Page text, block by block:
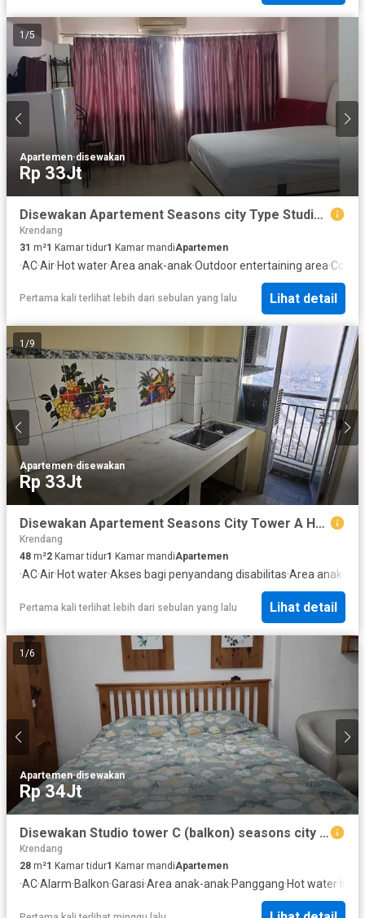
1 /5
Apartemen·disewakan
Rp 33Jt
Disewakan Apartement Seasons city Type Studio Lantai pertengahan Tower A
Krendang
31 m²1 Kamar tidur1 Kamar mandiApartemen
·AC·Air·Hot water·Area anak-anak·Outdoor entertaining area·Cctv
Pertama kali terlihat lebih dari sebulan yang lalu Lihat detail
1 /9
Apartemen·disewakan
Rp 33Jt
Disewakan Apartement Seasons City Tower A Hadap Kolam dan lantai tinggi
Krendang
48 m²2 Kamar tidur1 Kamar mandiApartemen
·AC·Air·Hot water·Akses bagi penyandang disabilitas·Area anak-
Pertama kali terlihat lebih dari sebulan yang lalu Lihat detail
1 /6
Apartemen·disewakan
Rp 34Jt
Disewakan Studio tower C (balkon) seasons city unit bagus
Krendang
28 m²1 Kamar tidur1 Kamar mandiApartemen
·AC·Alarm·Balkon·Garasi·Area anak-anak·Panggang·Hot water·